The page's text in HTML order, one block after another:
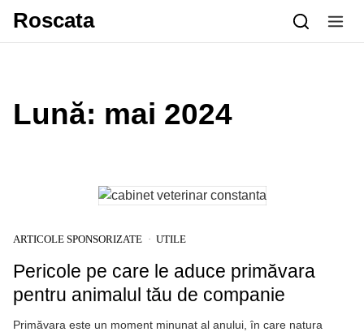
Roscata
Lună: mai 2024
ARTICOLE SPONSORIZATE UTILE
Pericole pe care le aduce primăvara
pentru animalul tău de companie
Primăvara este un moment minunat al anului, în care natura